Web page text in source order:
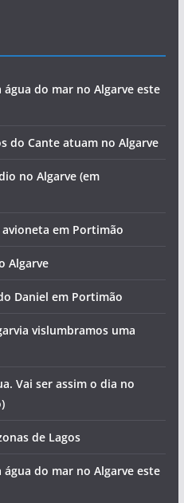
do mar no Algarve este
do Cante atuam no Algarve
no Algarve (em
em Portimão
Algarve
Daniel em Portimão
vislumbramos uma
Vai ser assim o dia no
de Lagos
do mar no Algarve este